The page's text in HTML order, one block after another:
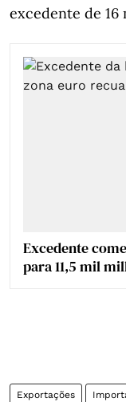
excedente de 16
Excedente
para 11,5 mil
Exportações